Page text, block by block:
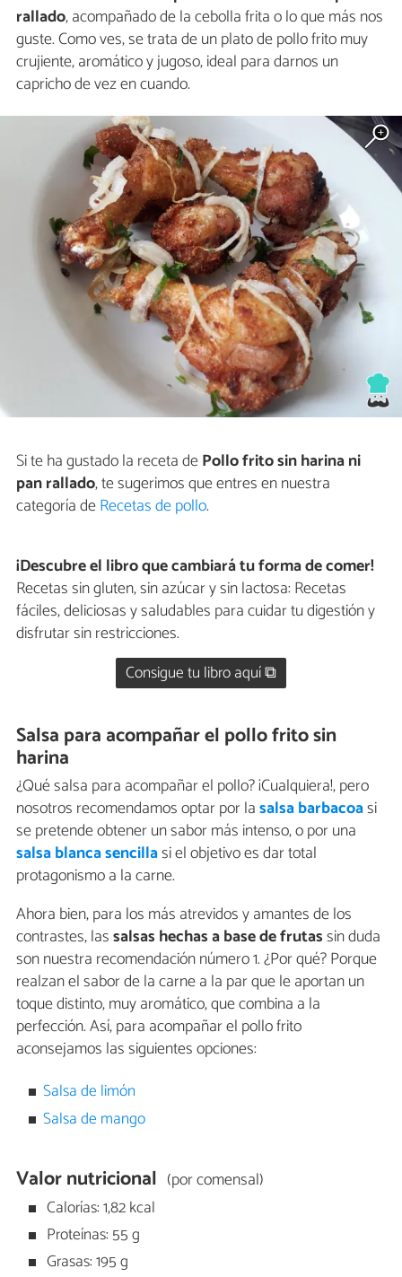
rallado, acompañado de la cebolla frita o lo que más nos
guste. Como ves, se trata de un plato de pollo frito muy
crujiente, aromático y jugoso, ideal para darnos un
capricho de vez en cuando.
Si te ha gustado la receta dePollo frito sin harina ni
pan rallado, te sugerimos que entres en nuestra
categoría deRecetas de pollo.
¡Descubre el libro que cambiará tu forma de comer!
Recetas sin gluten, sin azúcar y sin lactosa: Recetas
fáciles, deliciosas y saludables para cuidar tu digestión y
disfrutar sin restricciones.
Consigue tu libro aquí ⧉
Salsa para acompañar el pollo frito sin
harina
¿Qué salsa para acompañar el pollo? ¡Cualquiera!, pero
nosotros recomendamos optar por lasalsa barbacoasi
se pretende obtener un sabor más intenso, o por una
salsa blanca sencillasi el objetivo es dar total
protagonismo a la carne.
Ahora bien, para los más atrevidos y amantes de los
contrastes, lassalsas hechas a base de frutassin duda
son nuestra recomendación número 1. ¿Por qué? Porque
realzan el sabor de la carne a la par que le aportan un
toque distinto, muy aromático, que combina a la
perfección. Así, para acompañar el pollo frito
aconsejamos las siguientes opciones:
Salsa de limón
Salsa de mango
Valor nutricional (por comensal)
Calorías: 1,82 kcal
Proteínas: 55 g
Grasas: 195 g